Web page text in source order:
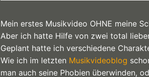
Mein erstes Musikvideo OHNE meine
Aber ich hatte Hilfe von zwei total
Geplant hatte ich verschiedene
Wie ich im letzten Musikvideoblog
man auch seine Phobien überwinden,